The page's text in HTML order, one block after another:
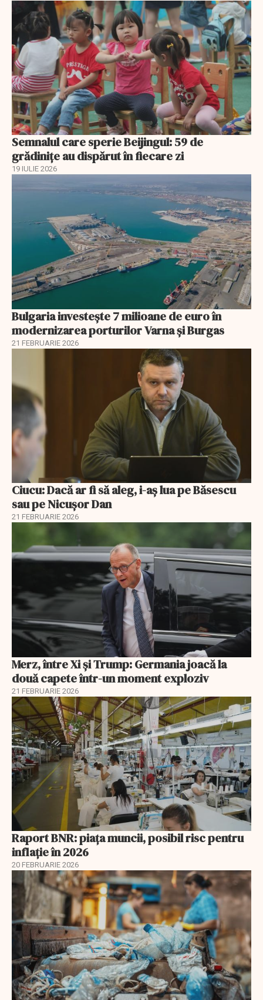
Semnalul care sperie Beijingul: 59 de
grădinițe au dispărut în fiecare zi
19 IULIE 2026
Bulgaria investește 7 milioane de euro în
modernizarea porturilor Varna și Burgas
21 FEBRUARIE 2026
Ciucu: Dacă ar fi să aleg, i-aș lua pe Băsescu
sau pe Nicușor Dan
21 FEBRUARIE 2026
Merz, între Xi și Trump: Germania joacă la
două capete într-un moment exploziv
21 FEBRUARIE 2026
Raport BNR: piața muncii, posibil risc pentru
inflație în 2026
20 FEBRUARIE 2026